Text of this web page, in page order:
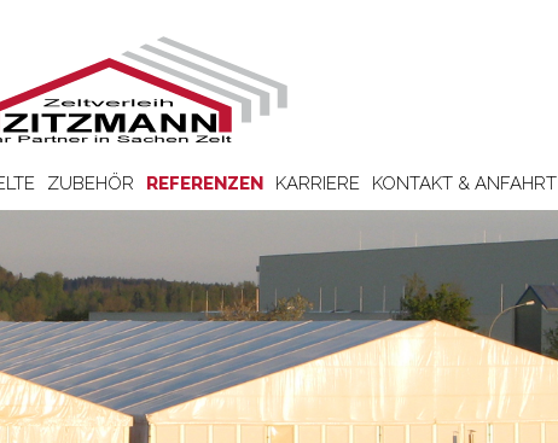
ZUBEHÖR REFERENZEN KARRIERE KONTAKT & ANFAHRT